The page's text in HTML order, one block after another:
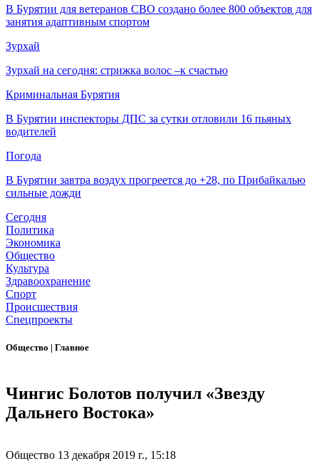
В Бурятии для ветеранов СВО создано более 800 объектов для
занятия адаптивным спортом
Зурхай
Зурхай на сегодня: стрижка волос –к счастью
Криминальная Бурятия
В Бурятии инспекторы ДПС за сутки отловили 16 пьяных
водителей
Погода
В Бурятии завтра воздух прогреется до +28, по Прибайкалью
сильные дожди
Сегодня
Политика
Экономика
Общество
Культура
Здравоохранение
Спорт
Происшествия
Спецпроекты
Общество | Главное
Чингис Болотов получил «Звезду
Дальнего Востока»
Общество 13 декабря 2019 г., 15:18